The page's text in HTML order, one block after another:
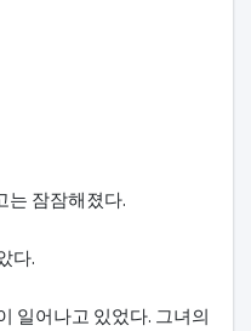
는 잠잠해졌다.
다.
일어나고 있었다. 그녀의